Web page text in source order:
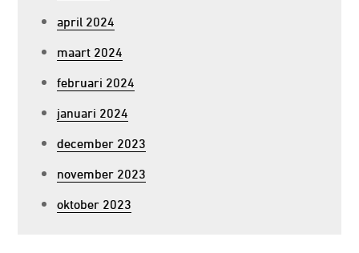
april 2024
maart 2024
februari 2024
januari 2024
december 2023
november 2023
oktober 2023